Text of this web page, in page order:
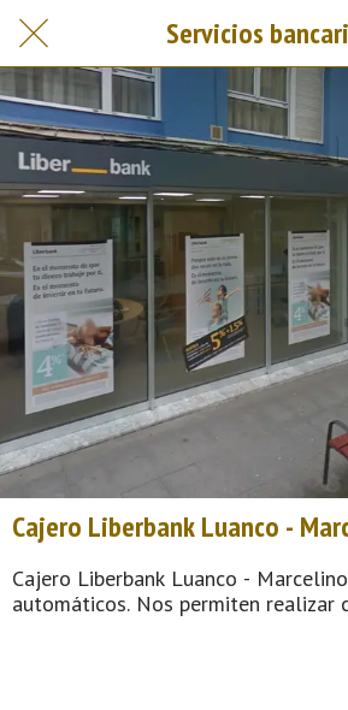
Servicios
Cajero Liberbank Luanco -
Cajero Liberbank Luanco -
automáticos. Nos permiten realizar